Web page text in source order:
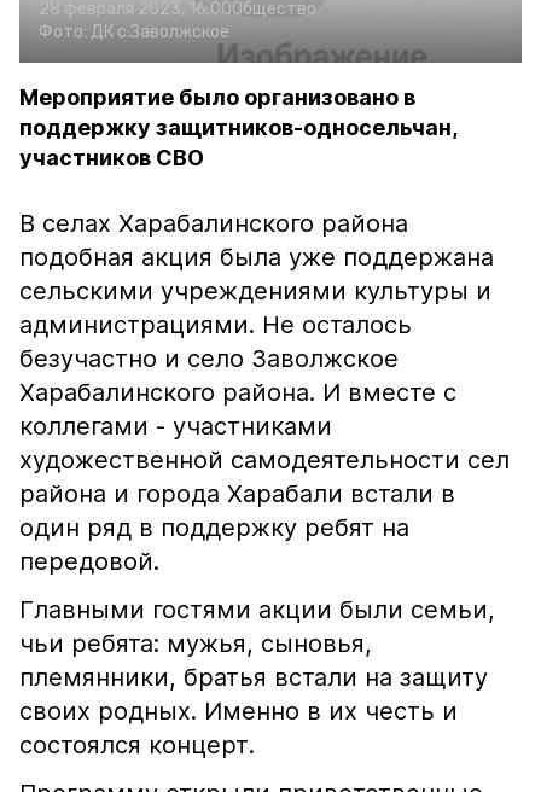
28 февраля 2023, 16:00Общество
Фото: ДК с.Заволжское
Мероприятие было организовано в
поддержку защитников-односельчан,
участников СВО
В селах Харабалинского района
подобная акция была уже поддержана
сельскими учреждениями культуры и
администрациями. Не осталось
безучастно и село Заволжское
Харабалинского района. И вместе с
коллегами - участниками
художественной самодеятельности сел
района и города Харабали встали в
один ряд в поддержку ребят на
передовой.
Главными гостями акции были семьи,
чьи ребята: мужья, сыновья,
племянники, братья встали на защиту
своих родных. Именно в их честь и
состоялся концерт.